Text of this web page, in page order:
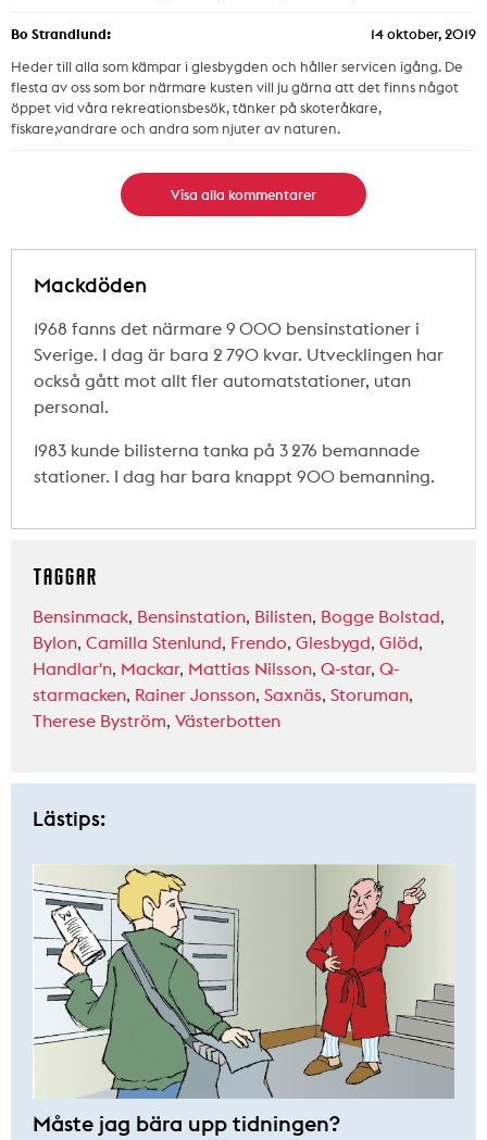
Bo Strandlund:
14 oktober, 2019
Heder till alla som kämpar i glesbygden och håller servicen igång. De
flesta av oss som bor närmare kusten vill ju gärna att det finns något
öppet vid våra rekreationsbesök, tänker på skoteråkare,
fiskare,vandrare och andra som njuter av naturen.
Visa alla kommentarer
Mackdöden
1968 fanns det närmare 9 000 bensinstationer i
Sverige. I dag är bara 2 790 kvar. Utvecklingen har
också gått mot allt fler automatstationer, utan
personal.
1983 kunde bilisterna tanka på 3 276 bemannade
stationer. I dag har bara knappt 900 bemanning.
TAGGAR
Bensinmack, Bensinstation, Bilisten, Bogge Bolstad,
Bylon, Camilla Stenlund, Frendo, Glesbygd, Glöd,
Handlar'n, Mackar, Mattias Nilsson, Q-star, Q-
starmacken, Rainer Jonsson, Saxnäs, Storuman,
Therese Byström, Västerbotten
Lästips:
Måste jag bära upp tidningen?